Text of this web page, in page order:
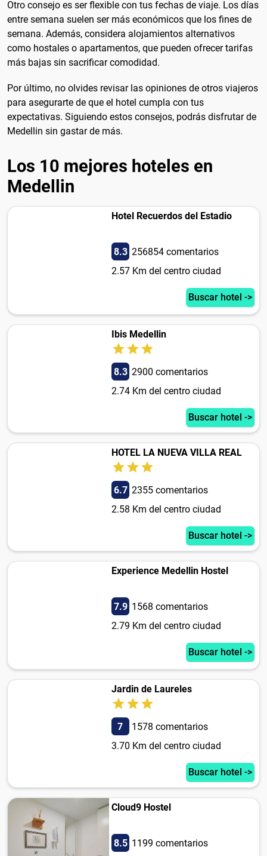
Otro consejo es ser flexible con tus fechas de viaje. Los días
entre semana suelen ser más económicos que los fines de
semana. Además, considera alojamientos alternativos
como hostales o apartamentos, que pueden ofrecer tarifas
más bajas sin sacrificar comodidad.
Por último, no olvides revisar las opiniones de otros viajeros
para asegurarte de que el hotel cumpla con tus
expectativas. Siguiendo estos consejos, podrás disfrutar de
Medellin sin gastar de más.
Los 10 mejores hoteles en
Medellin
Hotel Recuerdos del Estadio
8.3 256854 comentarios
2.57 Km del centro ciudad
Buscar hotel ->
Ibis Medellin
8.3 2900 comentarios
2.74 Km del centro ciudad
Buscar hotel ->
HOTEL LA NUEVA VILLA REAL
6.7 2355 comentarios
2.58 Km del centro ciudad
Buscar hotel ->
Experience Medellin Hostel
7.9 1568 comentarios
2.79 Km del centro ciudad
Buscar hotel ->
Jardin de Laureles
7
1578 comentarios
3.70 Km del centro ciudad
Buscar hotel ->
Cloud9 Hostel
8.5 1199 comentarios